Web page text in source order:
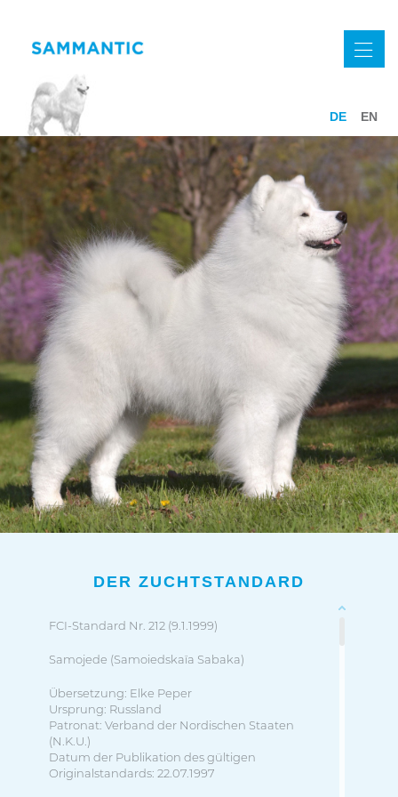
DE EN
DER ZUCHTSTANDARD
FCI-Standard Nr. 212 (9.1.1999)
Samojede (Samoiedskaïa Sabaka)
Übersetzung: Elke Peper
Ursprung: Russland
Patronat: Verband der Nordischen Staaten
(N.K.U.)
Datum der Publikation des gültigen
Originalstandards: 22.07.1997